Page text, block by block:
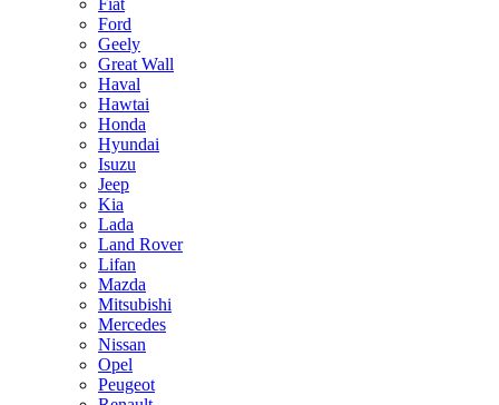
Fiat
Ford
Geely
Great Wall
Haval
Hawtai
Honda
Hyundai
Isuzu
Jeep
Kia
Lada
Land Rover
Lifan
Mazda
Mitsubishi
Mercedes
Nissan
Opel
Peugeot